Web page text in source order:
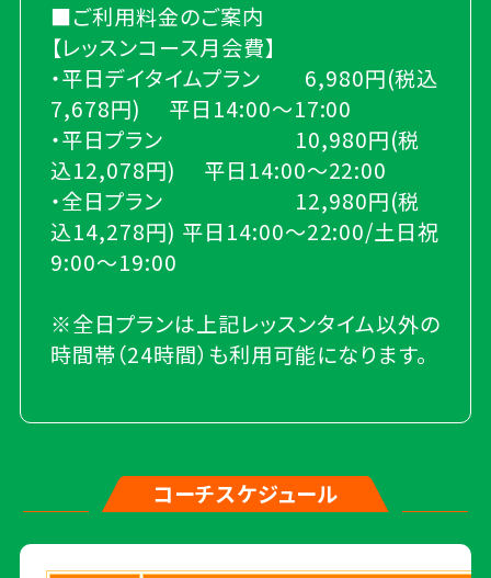
■ご利用料金のご案内
【レッスンコース月会費】
・平日デイタイムプラン 6,980円(税込
7,678円) 平日14:00～17:00
・平日プラン 10,980円(税
込12,078円) 平日14:00～22:00
・全日プラン 12,980円(税
込14,278円) 平日14:00～22:00/土日祝
9:00～19:00
※全日プランは上記レッスンタイム以外の
時間帯（24時間）も利用可能になります。
コーチスケジュール